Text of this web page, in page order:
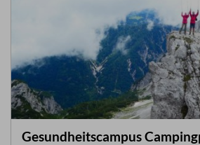
Gesundheitscampus